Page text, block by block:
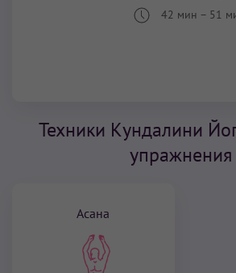
42 мин – 51
Техники Кундалини
упражнения
Асана